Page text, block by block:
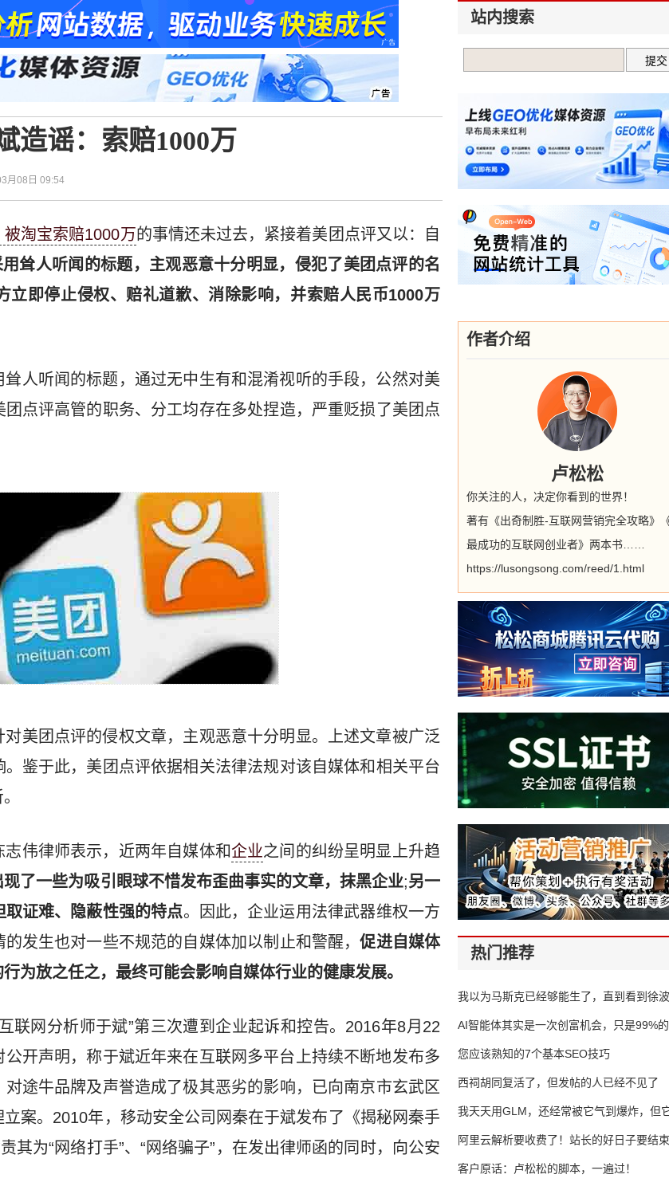
造谣：索赔1000万
月08日 09:54
淘宝索赔1000万的事情还未过去，紧接着美团点评又以：自
用耸人听闻的标题，主观恶意十分明显，侵犯了美团点评的名
立即停止侵权、赔礼道歉、消除影响，并索赔人民币1000万
人听闻的标题，通过无中生有和混淆视听的手段，公然对美
点评高管的职务、分工均存在多处捏造，严重贬损了美团点
美团点评的侵权文章，主观恶意十分明显。上述文章被广泛
鉴于此，美团点评依据相关法律法规对该自媒体和相关平台
伟律师表示，近两年自媒体和企业之间的纠纷呈明显上升趋
了一些为吸引眼球不惜发布歪曲事实的文章，抹黑企业;另一
证难、隐蔽性强的特点。因此，企业运用法律武器维权一方
发生也对一些不规范的自媒体加以制止和警醒，促进自媒体
为放之任之，最终可能会影响自媒体行业的健康发展。
联网分析师于斌”第三次遭到企业起诉和控告。2016年8月22
开声明，称于斌近年来在互联网多平台上持续不断地发布多
途牛品牌及声誉造成了极其恶劣的影响，已向南京市玄武区
案。2010年，移动安全公司网秦在于斌发布了《揭秘网秦手
其为“网络打手”、“网络骗子”，在发出律师函的同时，向公安
站内搜索
作者介绍
卢松松
你关注的人，决定你看到的世界！
著有《出奇制胜-互联网营销完全攻略》
最成功的互联网创业者》两本书……
https://lusongsong.com/reed/1.html
热门推荐
我以为马斯克已经够能生了，直到看到
AI智能体其实是一次创富机会，只是99%
错过了
您应该熟知的7个基本SEO技巧
西祠胡同复活了，但发帖的人已经不见了
我天天用GLM，还经常被它气到爆炸，但
16万亿
阿里云解析要收费了！站长的好日子要结
客户原话：卢松松的脚本，一遍过！